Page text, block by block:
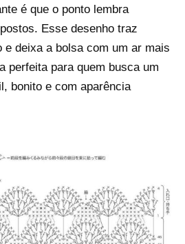
é que o ponto lembra
Esse desenho traz
e deixa a bolsa com um ar mais
perfeita para quem busca um
bonito e com aparência